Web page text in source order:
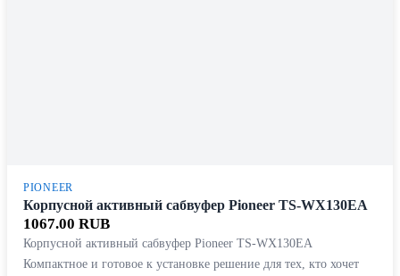
PIONEER
Корпусной активный сабвуфер Pioneer TS-WX130EA
1067.00 RUB
Корпусной активный сабвуфер Pioneer TS-WX130EA
Компактное и готовое к установке решение для тех, кто хочет